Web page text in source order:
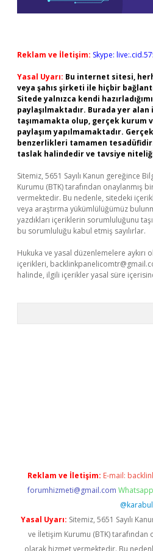
Reklam ve İletişim: Skype:
Yasal Uyarı: Bu internet sitesi,
veya şahıs şirketi ile hiçbir
Sitede yalnızca kendi
paylaşılmaktadır. Burada yer
taşımamakta olup, gerçek kurum
paylaşım yapılmamaktadır.
benzerlikleri tamamen
taslak halindedir ve tavsiye
Sitemiz, 5651 Sayılı Kanun gereğince
Kurumu (BTK) tarafından onaylanmış
vermektedir. Bu nedenle, sitedeki
veya araştırma yükümlülüğümüz
yazdıkları içeriklerin sorumluluğunu
bu sorumluluğu kabul etmiş sayılırlar.
Hukuka ve yasal düzenlemelere aykırı
içerikleri,
halinde, ilgili içerikler yasal süre
Reklam ve İletişim: E-mail:
forumhizmeti@gmail.com
@karabul
Yasal Uyarı: Sitemiz, 5651 Sayılı
ve İletişim Kurumu (BTK) tarafından
olarak hizmet vermektedir. Bu